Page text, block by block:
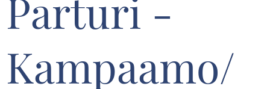
Parturi -
Kampaamo/